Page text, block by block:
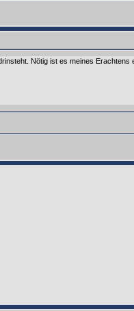
Nötig ist es meines Erachtens